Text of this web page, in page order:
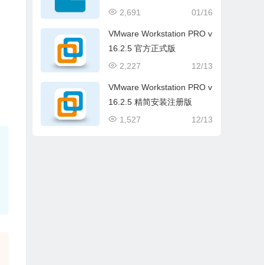
解版(条形码标签软件)
01/16
2,691
VMware Workstation PRO v
16.2.5 官方正式版
12/13
2,227
VMware Workstation PRO v
16.2.5 精简安装注册版
12/13
1,527